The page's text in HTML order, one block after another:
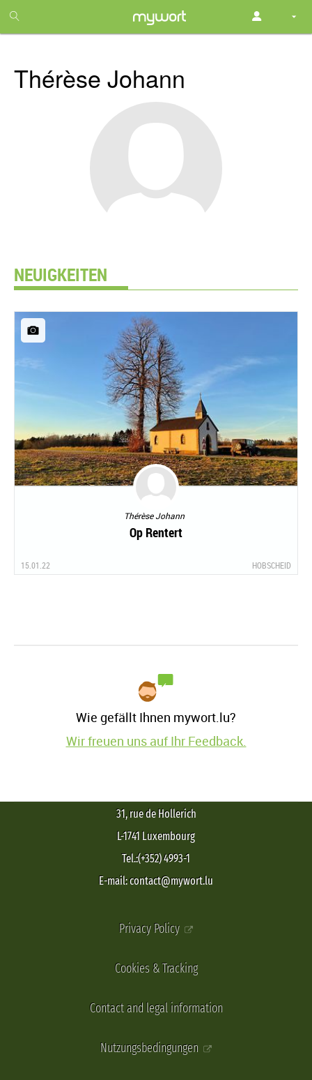
month
free
Thérèse Johann
NEUIGKEITEN
Thérèse Johann
Op Rentert
15.01.22 HOBSCHEID
Wie gefällt Ihnen mywort.lu?
Wir freuen uns auf Ihr Feedback.
31, rue de Hollerich
L-1741 Luxembourg
Tel.:(+352) 4993-1
E-mail: contact@mywort.lu
Privacy Policy
Cookies & Tracking
Contact and legal information
Nutzungsbedingungen